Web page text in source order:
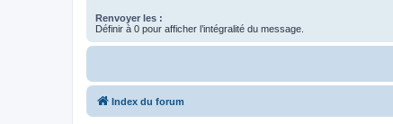
Renvoyer les :
Définir à 0 pour afficher l’intégralité du message.
Index du forum